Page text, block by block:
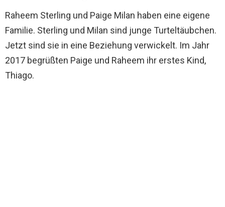
Raheem Sterling und Paige Milan haben eine eigene
Familie. Sterling und Milan sind junge Turteltäubchen.
Jetzt sind sie in eine Beziehung verwickelt. Im Jahr
2017 begrüßten Paige und Raheem ihr erstes Kind,
Thiago.